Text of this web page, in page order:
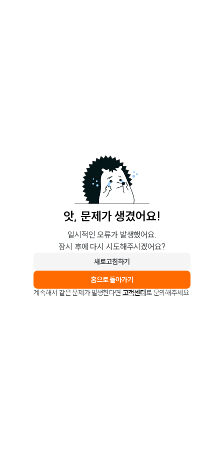
앗, 문제가 생겼어요!
일시적인 오류가 발생했어요.
잠시 후에 다시 시도해주시겠어요?
새로고침하기
홈으로 돌아가기
계속해서 같은 문제가 발생한다면 고객센터로 문의해주세요.